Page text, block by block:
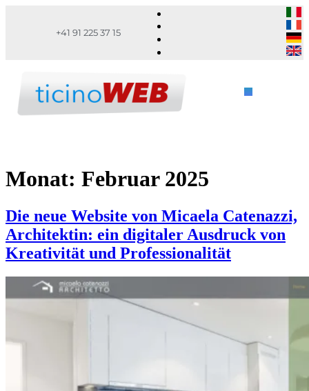
+41 91 225 37 15
Monat: Februar 2025
Die neue Website von Micaela Catenazzi,
Architektin: ein digitaler Ausdruck von
Kreativität und Professionalität